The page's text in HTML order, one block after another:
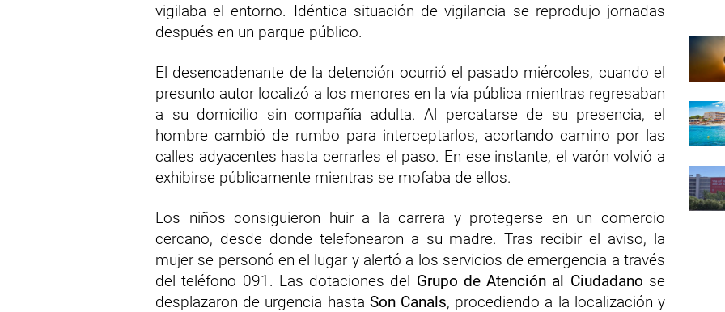
vigilaba el entorno. Idéntica situación de vigilancia se reprodujo jornadas
después en un parque público.
El desencadenante de la detención ocurrió el pasado miércoles, cuando el
presunto autor localizó a los menores en la vía pública mientras regresaban
a su domicilio sin compañía adulta. Al percatarse de su presencia, el
hombre cambió de rumbo para interceptarlos, acortando camino por las
calles adyacentes hasta cerrarles el paso. En ese instante, el varón volvió a
exhibirse públicamente mientras se mofaba de ellos.
Los niños consiguieron huir a la carrera y protegerse en un comercio
cercano, desde donde telefonearon a su madre. Tras recibir el aviso, la
mujer se personó en el lugar y alertó a los servicios de emergencia a través
del teléfono 091. Las dotaciones del Grupo de Atención al Ciudadano se
desplazaron de urgencia hasta Son Canals, procediendo a la localización y